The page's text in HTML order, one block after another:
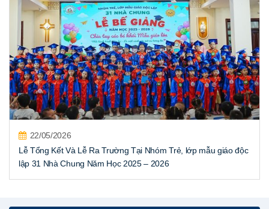
22/05/2026
Lễ Tổng Kết Và Lễ Ra Trường Tại Nhóm Trẻ, lớp mẫu giáo độc
lập 31 Nhà Chung Năm Học 2025 – 2026